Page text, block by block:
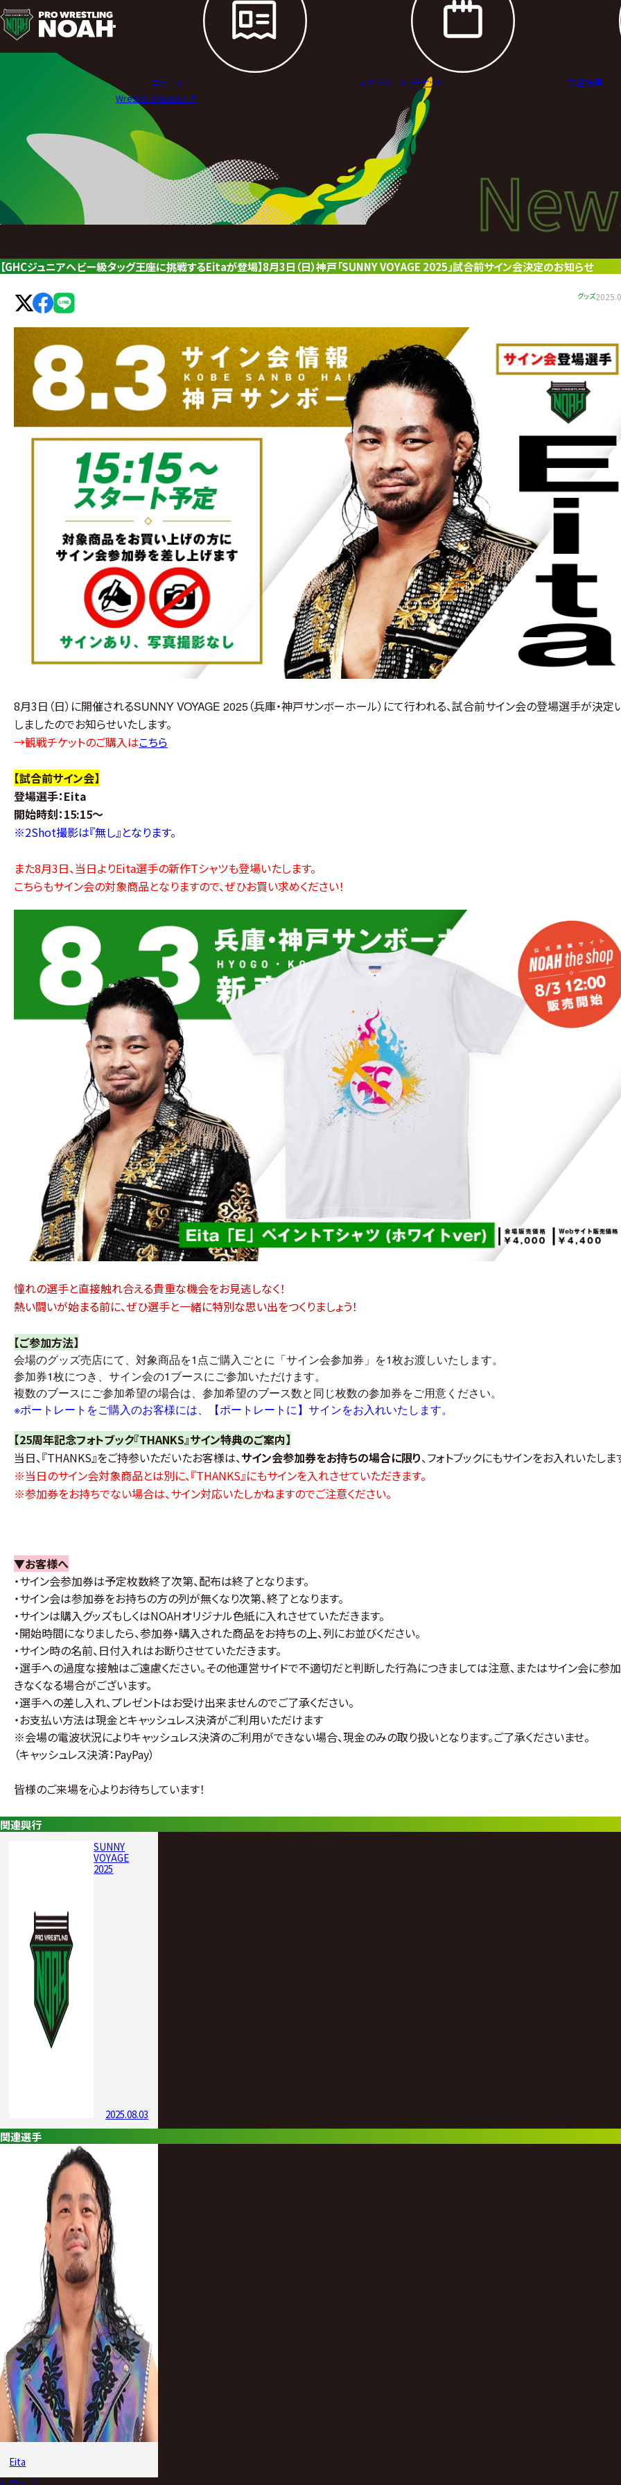
ニ
ュ
レ
ス
リ
グ・
式
ニュース スケジュール/チケット
試合結果
Wrestle Universe ↗︎
ニ
【GHCジュニアヘビー級タッグ王座に挑戦するEitaが登場】8月3日（日）神戸「SUNNY VOYAGE 2025」試合前サイン会決定のお知らせ
グッズ
8月3日（日）に開催されるSUNNY VOYAGE 2025（兵庫・神戸サンボーホール）にて行われる、試合前サイン会の登場選手が決定
しましたのでお知らせいたします。
→観戦チケットのご購入はこちら
【試合前サイン会】
登場選手：Eita
開始時刻：15:15〜
※2Shot撮影は『無し』となります。
また8月3日、当日よりEita選手の新作Tシャツも登場いたします。
こちらもサイン会の対象商品となりますので、ぜひお買い求めください！
憧れの選手と直接触れ合える貴重な機会をお見逃しなく！
熱い闘いが始まる前に、ぜひ選手と一緒に特別な思い出をつくりましょう！
【ご参加方法】
会場のグッズ売店にて、対象商品を1点ご購入ごとに「サイン会参加券」を1枚お渡しいたします。
参加券1枚につき、サイン会の1ブースにご参加いただけます。
複数のブースにご参加希望の場合は、参加希望のブース数と同じ枚数の参加券をご用意ください。
※ポートレートをご購入のお客様には、【ポートレートに】サインをお入れいたします。
【25周年記念フォトブック『THANKS』サイン特典のご案内】
当日、『THANKS』をご持参いただいたお客様は、サイン会参加券をお持ちの場合に限り、フォトブックにもサインをお入れいたしま
※当日のサイン会対象商品とは別に、『THANKS』にもサインを入れさせていただきます。
※参加券をお持ちでない場合は、サイン対応いたしかねますのでご注意ください。
▼お客様へ
・サイン会参加券は予定枚数終了次第、配布は終了となります。
・サイン会は参加券をお持ちの方の列が無くなり次第、終了となります。
・サインは購入グッズもしくはNOAHオリジナル色紙に入れさせていただきます。
・開始時間になりましたら、参加券・購入された商品をお持ちの上、列にお並びください。
・サイン時の名前、日付入れはお断りさせていただきます。
・選手への過度な接触はご遠慮ください。その他運営サイドで不適切だと判断した行為につきましては注意、またはサイン会に参
きなくなる場合がございます。
・選手への差し入れ、プレゼントはお受け出来ませんのでご了承ください。
・お支払い方法は現金とキャッシュレス決済がご利用いただけます
※会場の電波状況によりキャッシュレス決済のご利用ができない場合、現金のみの取り扱いとなります。ご了承くださいませ。
（キャッシュレス決済：PayPay）
皆様のご来場を心よりお待ちしています！
関連興行
SUNNY
VOYAGE
2025
2025.08.03
関連選手
Eita
トップページ